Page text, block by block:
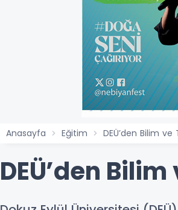
Anasayfa Eğitim DEÜ’den Bilim
DEÜ’den